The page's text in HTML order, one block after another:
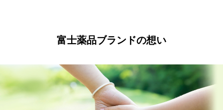
富士薬品ブランドの想い